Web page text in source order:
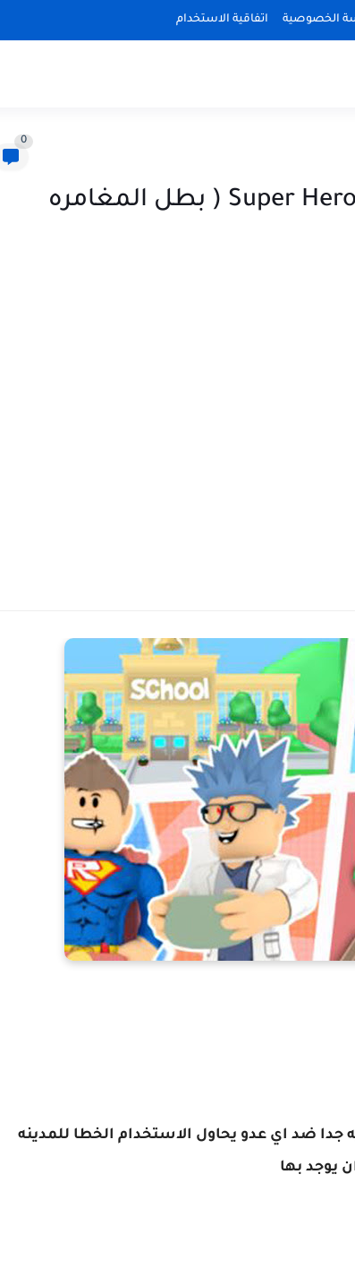
الخصوصية اتفاقية الاستخدام
0
لعبه انقاذ سوبر مان Super Hero Adventure ( بطل المغامره
جدا ضد اي عدو يحاول الاستخدام الخطا للمدينه
يوجد بها